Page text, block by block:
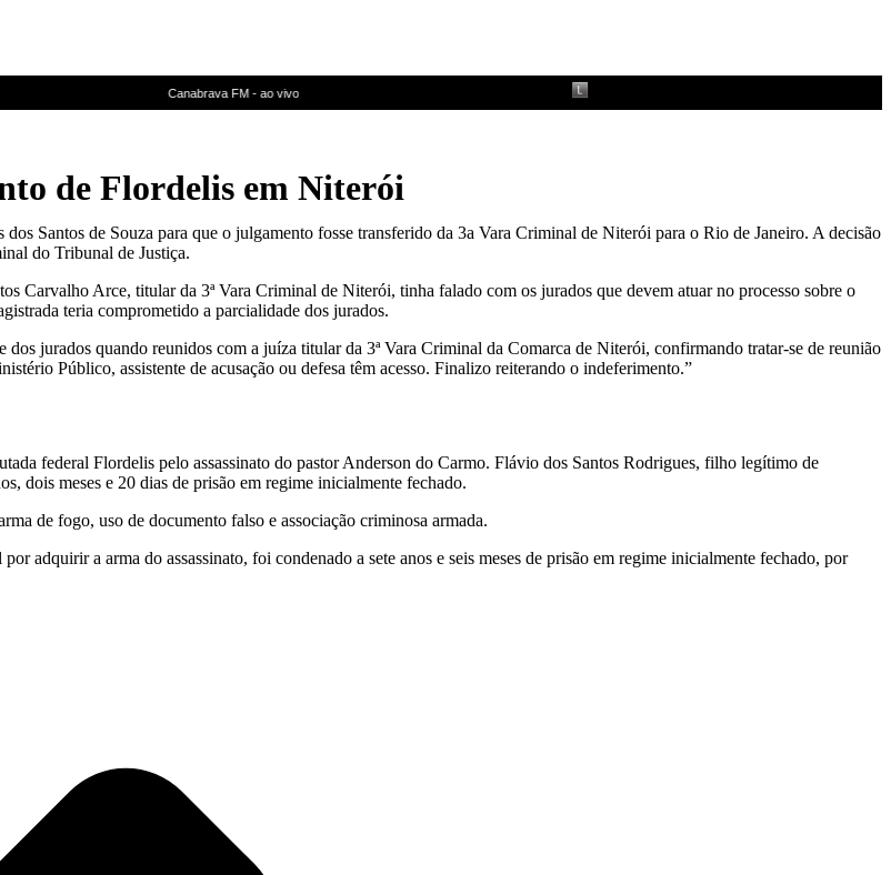
de Flordelis em Niterói
Santos de Souza para que o julgamento fosse transferido da 3a Vara Criminal de Niterói para o Rio de Janeiro. A decisão
do Tribunal de Justiça.
Carvalho Arce, titular da 3ª Vara Criminal de Niterói, tinha falado com os jurados que devem atuar no processo sobre o
teria comprometido a parcialidade dos jurados.
jurados quando reunidos com a juíza titular da 3ª Vara Criminal da Comarca de Niterói, confirmando tratar-se de reunião
Público, assistente de acusação ou defesa têm acesso. Finalizo reiterando o indeferimento.”
federal Flordelis pelo assassinato do pastor Anderson do Carmo. Flávio dos Santos Rodrigues, filho legítimo de
dois meses e 20 dias de prisão em regime inicialmente fechado.
de fogo, uso de documento falso e associação criminosa armada.
adquirir a arma do assassinato, foi condenado a sete anos e seis meses de prisão em regime inicialmente fechado, por